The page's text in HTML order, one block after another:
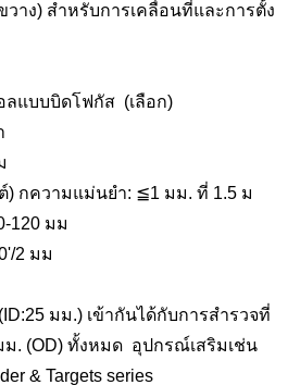
มม.)
วาง) สำหรับการเคลื่อนที่และการตั้ง
ลแบบบิดโฟกัส (เลือก)
) กความแม่นยำ: ≦1 มม. ที่ 1.5 ม
120 มม
2 มม
มม.) เข้ากันได้กับการสำรวจที่
ม. (OD) ทั้งหมด อุปกรณ์เสริมเช่น
& Targets series